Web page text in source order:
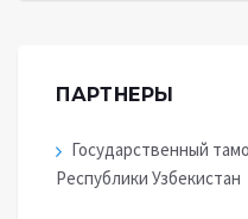
ПАРТНЕРЫ
Государственный
Республики Узбекистан